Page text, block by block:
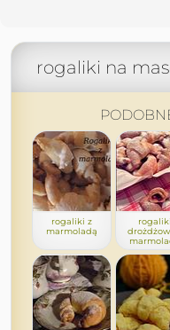
rogaliki na
rogaliki z
marmoladą
rogaliki